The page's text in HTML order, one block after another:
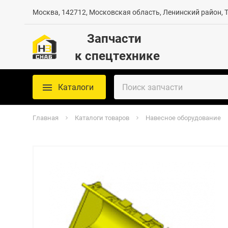
Москва, 142712, Московская область, Ленинский район,
Запчасти
к спецтехнике
Каталоги
Главная Каталоги товаров Навесное оборудование